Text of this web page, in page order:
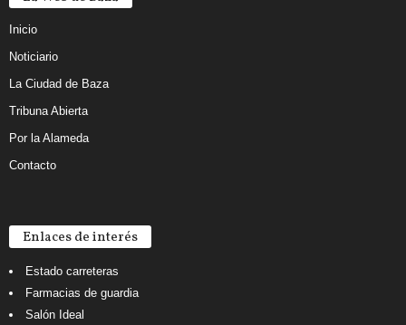
Inicio
Noticiario
La Ciudad de Baza
Tribuna Abierta
Por la Alameda
Contacto
Enlaces de interés
Estado carreteras
Farmacias de guardia
Salón Ideal